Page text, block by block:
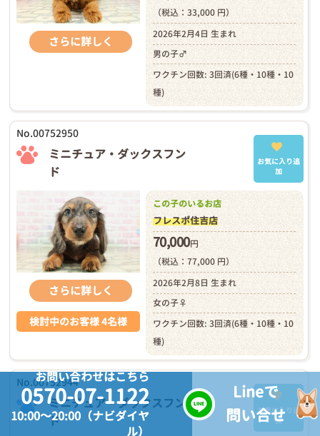
さらに詳しく
（税込：33,000 円）
2026年2月4日 生まれ
男の子♂
ワクチン回数: 3回済(6種・10種・10
種)
No.00752950
ミニチュア・ダックスフン
ド
お気に入り追
加
さらに詳しく
検討中のお客様 4名様
この子のいるお店
フレスポ住吉店
70,000円
（税込：77,000 円）
2026年2月8日 生まれ
女の子♀
ワクチン回数: 3回済(6種・10種・10
種)
No.00752944
ミニチュア・ダックスフン
ド
お気に入り追
加
お問い合わせはこちら
0570-07-1122
10:00～20:00（ナビダイヤ
ル）
Lineで
問い合せ